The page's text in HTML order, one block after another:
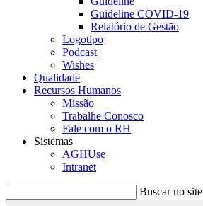
Guideline COVID-19
Relatório de Gestão
Logotipo
Podcast
Wishes
Qualidade
Recursos Humanos
Missão
Trabalhe Conosco
Fale com o RH
Sistemas
AGHUse
Intranet
Buscar no site